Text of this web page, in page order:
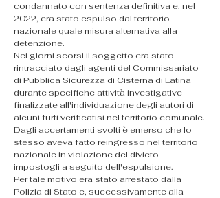
condannato con sentenza definitiva e, nel
2022, era stato espulso dal territorio
nazionale quale misura alternativa alla
detenzione.
Nei giorni scorsi il soggetto era stato
rintracciato dagli agenti del Commissariato
di Pubblica Sicurezza di Cisterna di Latina
durante specifiche attività investigative
finalizzate all'individuazione degli autori di
alcuni furti verificatisi nel territorio comunale.
Dagli accertamenti svolti è emerso che lo
stesso aveva fatto reingresso nel territorio
nazionale in violazione del divieto
impostogli a seguito dell'espulsione.
Per tale motivo era stato arrestato dalla
Polizia di Stato e, successivamente alla